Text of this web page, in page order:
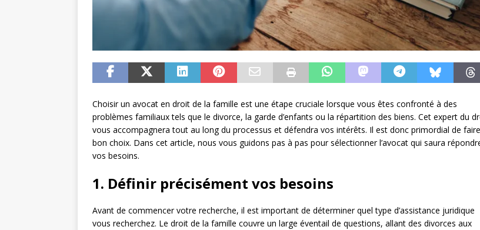
Choisir un avocat en droit de la famille est une étape cruciale lorsque vous êtes confronté à des
problèmes familiaux tels que le divorce, la garde d’enfants ou la répartition des biens. Cet expert du
vous accompagnera tout au long du processus et défendra vos intérêts. Il est donc primordial de
bon choix. Dans cet article, nous vous guidons pas à pas pour sélectionner l’avocat qui saura
vos besoins.
1. Définir précisément vos besoins
Avant de commencer votre recherche, il est important de déterminer quel type d’assistance juridique
vous recherchez. Le droit de la famille couvre un large éventail de questions, allant des divorces aux